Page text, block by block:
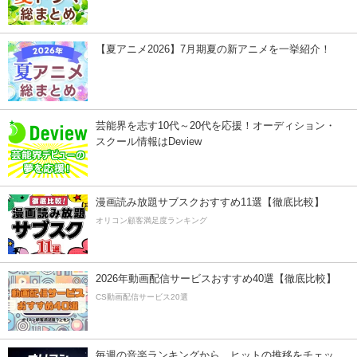
【夏アニメ2026】7月期夏の新アニメを一挙紹介！
芸能界を志す10代～20代を応援！オーディション・
スクール情報はDeview
漫画読み放題サブスクおすすめ11選【徹底比較】
オリコン顧客満足度ランキング
2026年動画配信サービスおすすめ40選【徹底比較】
CS動画配信サービス20選